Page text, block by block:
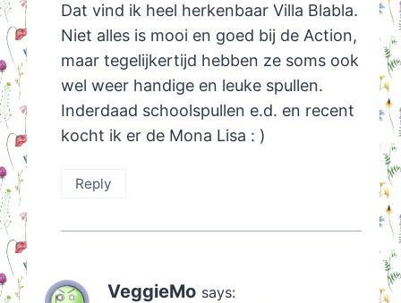
Dat vind ik heel herkenbaar Villa Blabla.
Niet alles is mooi en goed bij de Action,
maar tegelijkertijd hebben ze soms ook
wel weer handige en leuke spullen.
Inderdaad schoolspullen e.d. en recent
kocht ik er de Mona Lisa : )
Reply
VeggieMo says: